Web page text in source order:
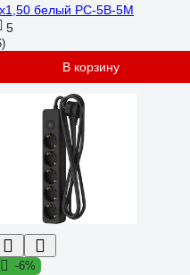
белый PC-5B-5M
5
В корзину
-6%